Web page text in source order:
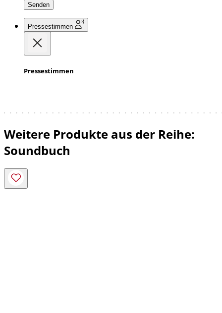
Pressestimmen
Pressestimmen
Weitere Produkte aus der Reihe:
Soundbuch